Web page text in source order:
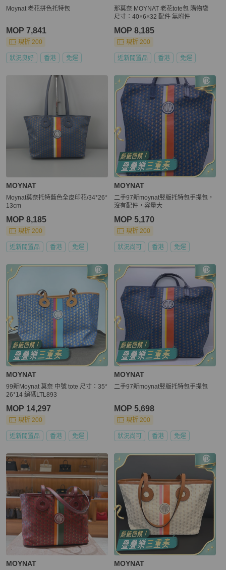
Moynat 老花拼色托特包
MOP 7,841
現折 200
狀況良好 香港 免運
那莫奈 MOYNAT 老花tote包 購物袋
尺寸：40×6×32 配件 無附件
MOP 8,185
現折 200
近新閒置品 香港 免運
MOYNAT
Moynat莫奈托特藍色全皮印花/34*26*
13cm
MOP 8,185
現折 200
近新閒置品 香港 免運
MOYNAT
二手97新moynat竪版托特包手提包，
沒有配件，容量大
MOP 5,170
現折 200
狀況尚可 香港 免運
MOYNAT
99新Moynat 莫奈 中號 tote 尺寸：35*
26*14 編碼LTL893
MOP 14,297
現折 200
近新閒置品 香港 免運
MOYNAT
二手97新moynat竪版托特包手提包
MOP 5,698
現折 200
狀況尚可 香港 免運
MOYNAT MOYNAT